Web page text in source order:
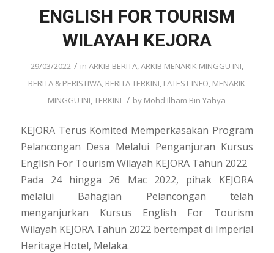
ENGLISH FOR TOURISM
WILAYAH KEJORA
29/03/2022 / in ARKIB BERITA,ARKIB MENARIK MINGGU INI,
BERITA & PERISTIWA, BERITA TERKINI, LATEST INFO, MENARIK
MINGGU INI,TERKINI / by Mohd Ilham Bin Yahya
KEJORA Terus Komited Memperkasakan Program
Pelancongan Desa Melalui Penganjuran Kursus
English For Tourism Wilayah KEJORA Tahun 2022
Pada 24 hingga 26 Mac 2022, pihak KEJORA
melalui Bahagian Pelancongan telah
menganjurkan Kursus English For Tourism
Wilayah KEJORA Tahun 2022 bertempat di Imperial
Heritage Hotel, Melaka.